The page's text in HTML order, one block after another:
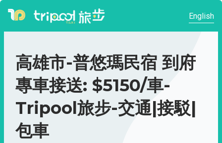
English
高雄市-普悠瑪民宿 到府
專車接送: $5150/車-
Tripool旅步-交通|接駁|
包車